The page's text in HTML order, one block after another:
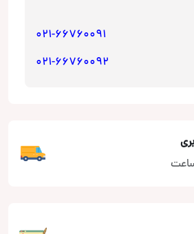
021-66760091
021-66760092